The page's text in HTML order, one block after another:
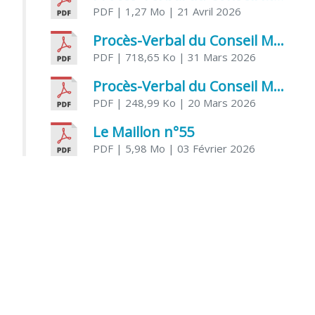
PDF | 1,27 Mo | 21 Avril 2026
Procès-Verbal du Conseil Municipal du 31 mars 2026
PDF | 718,65 Ko | 31 Mars 2026
Procès-Verbal du Conseil Municipal du 20 mars 2026
PDF | 248,99 Ko | 20 Mars 2026
Le Maillon n°55
PDF | 5,98 Mo | 03 Février 2026